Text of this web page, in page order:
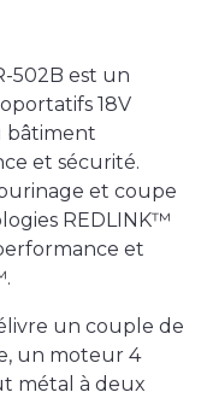
502B est un
18V
bâtiment
et sécurité.
et coupe
REDLINK™
et
un couple de
un moteur 4
métal à deux